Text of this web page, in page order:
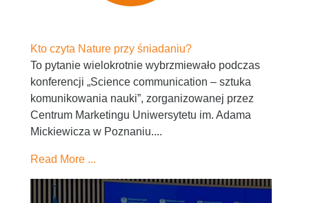
Kto czyta Nature przy śniadaniu?
To pytanie wielokrotnie wybrzmiewało podczas
konferencji „Science communication – sztuka
komunikowania nauki”, zorganizowanej przez
Centrum Marketingu Uniwersytetu im. Adama
Mickiewicza w Poznaniu....
Read More ...